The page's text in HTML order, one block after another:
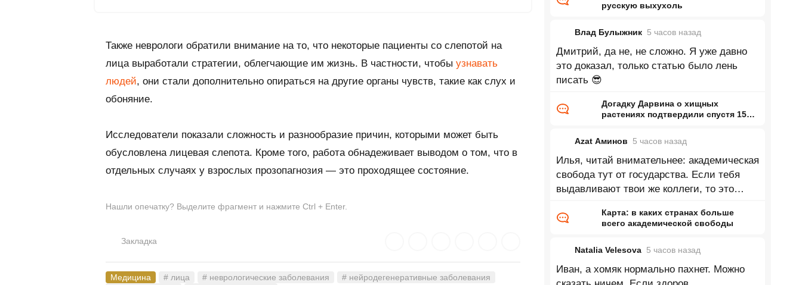
Также неврологи обратили внимание на то, что некоторые пациенты со слепотой на
лица выработали стратегии, облегчающие им жизнь. В частности, чтобы узнавать
людей, они стали дополнительно опираться на другие органы чувств, такие как слух и
обоняние.
Исследователи показали сложность и разнообразие причин, которыми может быть
обусловлена лицевая слепота. Кроме того, работа обнадеживает выводом о том, что в
отдельных случаях у взрослых прозопагнозия — это проходящее состояние.
Нашли опечатку? Выделите фрагмент и нажмите Ctrl + Enter.
Закладка
Медицина # лица # неврологические заболевания
# нейродегенеративные заболевания
русскую выхухоль
Влад Булыжник 5 часов назад
Дмитрий, да не, не сложно. Я уже давно
это доказал, только статью было лень
писать 😎
Догадку Дарвина о хищных
растениях подтвердили спустя 150
Azat Аминов
5 часов назад
Илья, читай внимательнее: академическая
свобода тут от государства. Если тебя
выдавливают твои же коллеги, то это
Карта: в каких странах больше
всего академической свободы
Natalia Velesova 5 часов назад
Иван, а хомяк нормально пахнет. Можно